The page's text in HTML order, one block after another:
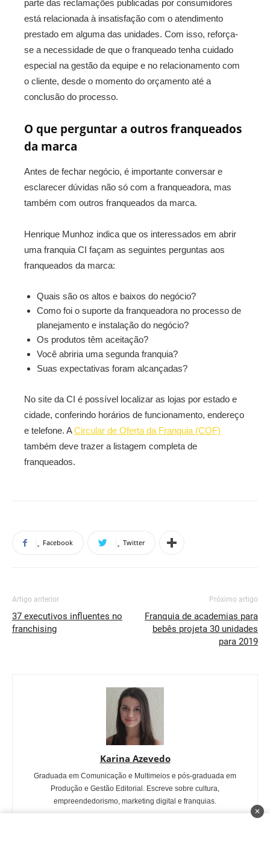
parte das reclamações publicadas por consumidores
está relacionada à insatisfação com o atendimento
prestado em alguma das unidades. Com isso, reforça-
se a necessidade de que o franqueado tenha cuidado
especial na gestão da equipe e no relacionamento com
o cliente, desde o momento do orçamento até a
conclusão do processo.
O que perguntar a outros franqueados
da marca
Antes de fechar negócio, é importante conversar e
esclarecer dúvidas não só com a franqueadora, mas
também com outros franqueados da marca.
Henrique Munhoz indica que os interessados em abrir
uma franquia CI façam as seguintes perguntas aos
franqueados da marca:
Quais são os altos e baixos do negócio?
Como foi o suporte da franqueadora no processo de
planejamento e instalação do negócio?
Os produtos têm aceitação?
Você abriria uma segunda franquia?
Suas expectativas foram alcançadas?
No site da CI é possível localizar as lojas por estado e
cidade, conferindo horários de funcionamento, endereço
e telefone. ACircular de Oferta da Franquia (COF)
também deve trazer a listagem completa de
franqueados.
Facebook Twitter
Artigo anterior
37 executivos influentes no
franchising
Próximo artigo
Franquia de academias para
bebês projeta 30 unidades
para 2019
Karina Azevedo
Graduada em Comunicação e Multimeios e pós-graduada em
Produção e Gestão Editorial. Escreve sobre cultura,
empreendedorismo, marketing digital e franquias.
✕